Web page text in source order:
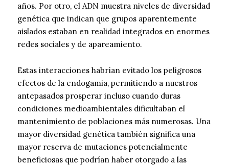
años. Por otro, el ADN muestra niveles de diversidad
genética que indican que grupos aparentemente
aislados estaban en realidad integrados en enormes
redes sociales y de apareamiento.
Estas interacciones habrían evitado los peligrosos
efectos de la endogamia, permitiendo a nuestros
antepasados prosperar incluso cuando duras
condiciones medioambientales dificultaban el
mantenimiento de poblaciones más numerosas. Una
mayor diversidad genética también significa una
mayor reserva de mutaciones potencialmente
beneficiosas que podrían haber otorgado a las